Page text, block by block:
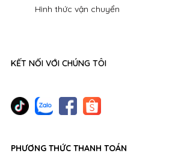
Hình thức vận chuyển
KẾT NỐI VỚI CHÚNG TÔI
PHƯƠNG THỨC THANH TOÁN